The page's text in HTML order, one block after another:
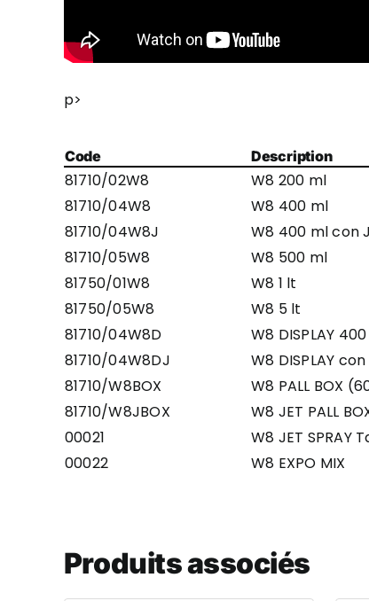
p>
Code Description
81710/02W8 W8 200 ml
81710/04W8
W8 400 ml
81710/04W8J
W8 400 ml con
81710/05W8
W8 500 ml
81750/01W8
W8 1 lt
81750/05W8
W8 5 lt
81710/04W8D
W8 DISPLAY
81710/04W8DJ
W8 DISPLAY
81710/W8BOX
W8 PALL BOX
81710/W8JBOX
W8 JET PALL
00021
W8 JET SPRAY
00022
W8 EXPO MIX
Produits associés